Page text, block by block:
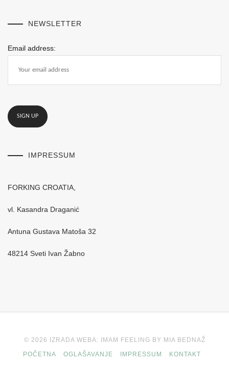
NEWSLETTER
Email address:
IMPRESSUM
FORKING CROATIA,
vl. Kasandra Draganić
Antuna Gustava Matoša 32
48214 Sveti Ivan Žabno
© 2026 IZRADA WEBA: IMAM FEELING BY MIA BEDNAŽ
POČETNA
OGLAŠAVANJE IMPRESSUM
KONTAKT